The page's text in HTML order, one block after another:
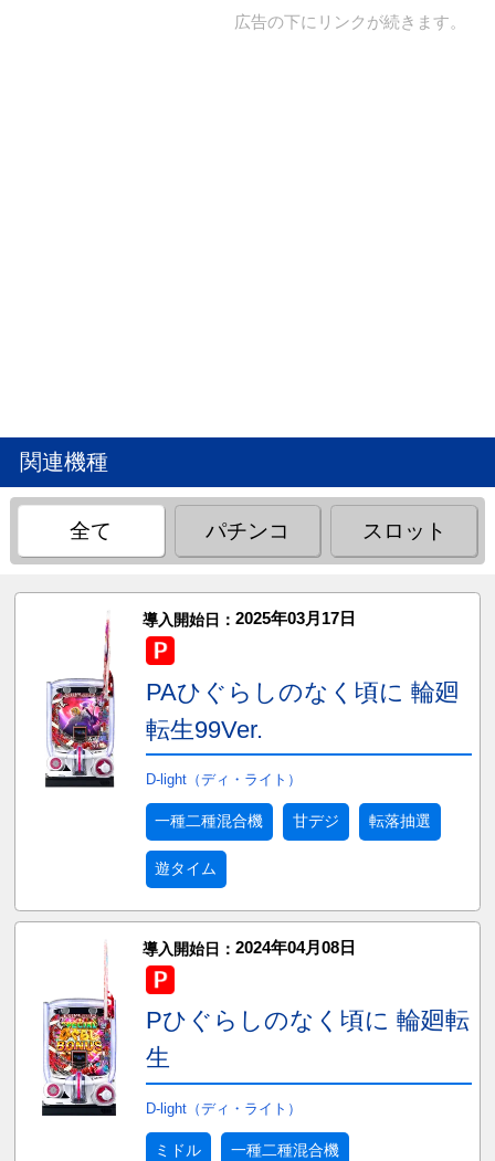
広告の下にリンクが続きます。
関連機種
全て パチンコ スロット
導入開始日： 2025年03月17日
PAひぐらしのなく頃に 輪廻
転生99Ver.
D-light（ディ・ライト）
一種二種混合機 甘デジ 転落抽選
遊タイム
導入開始日： 2024年04月08日
Pひぐらしのなく頃に 輪廻転
生
D-light（ディ・ライト）
ミドル 一種二種混合機